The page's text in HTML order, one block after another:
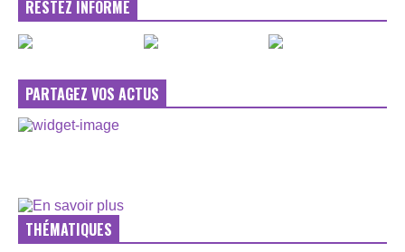
RESTEZ INFORMÉ
PARTAGEZ VOS ACTUS
THÉMATIQUES